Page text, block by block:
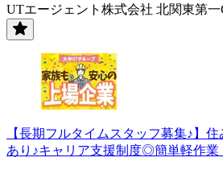
UTエージェント株式会社 北関東第
【長期フルタイムスタッフ募集♪】
あり♪キャリア支援制度◎簡単軽作業